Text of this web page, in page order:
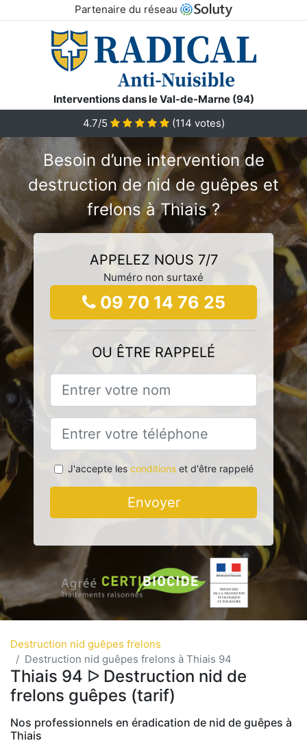
Partenaire du réseau
Interventions dans le Val-de-Marne (94)
4.7/5
(114 votes)
Besoin d’une intervention de
destruction de nid de guêpes et
frelons à Thiais ?
APPELEZ NOUS 7/7
Numéro non surtaxé
09 70 14 76 25
OU ÊTRE RAPPELÉ
J'accepte les conditionset d'être rappelé
Envoyer
Destruction nid guêpes frelons
Destruction nid guêpes frelons à Thiais 94
Thiais 94 ᐅ Destruction nid de
frelons guêpes (tarif)
Nos professionnels en éradication de nid de guêpes à
Thiais